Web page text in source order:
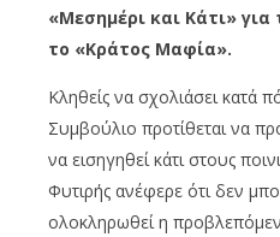
«Μεσημέρι και Κάτι»
το «Κράτος Μαφία».
Κληθείς να σχολιάσει κατά
Συμβούλιο προτίθεται να
να εισηγηθεί κάτι στους
Φυτιρής ανέφερε ότι δεν
ολοκληρωθεί η